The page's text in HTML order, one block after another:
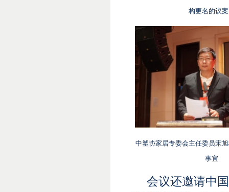
构更名的议
中塑协家居专委会主任委员宋
事宜
会议还邀请中